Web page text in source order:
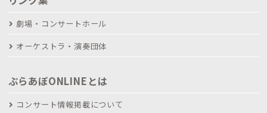
劇場・コンサートホール
オーケストラ・演奏団体
ぶらあぼONLINEとは
コンサート情報掲載について